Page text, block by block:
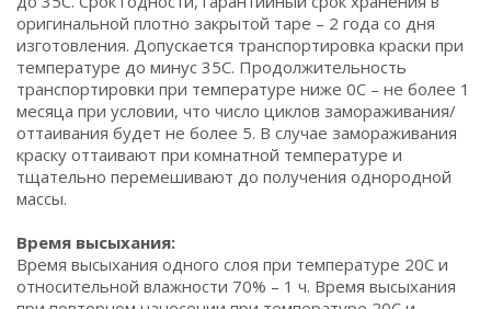
оригинальной плотно закрытой таре – 2 года со дня
изготовления. Допускается транспортировка краски при
температуре до минус 35С. Продолжительность
транспортировки при температуре ниже 0С – не более 1
месяца при условии, что число циклов замораживания/
оттаивания будет не более 5. В случае замораживания
краску оттаивают при комнатной температуре и
тщательно перемешивают до получения однородной
массы.
Время высыхания:
Время высыхания одного слоя при температуре 20С и
относительной влажности 70% – 1 ч. Время высыхания